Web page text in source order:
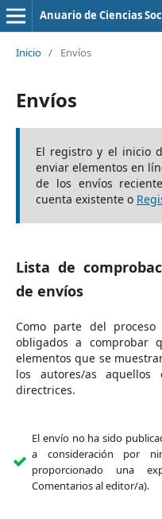
Anuario de Ciencias
Inicio / Envíos
Envíos
El registro y el inicio
enviar elementos en
de los envíos
cuenta existente o
Lista de
de envíos
Como parte del
obligados a comprobar
elementos que se
los autores/as
directrices.
El envío no ha sido
a consideración por
proporcionado una
Comentarios al editor/a).